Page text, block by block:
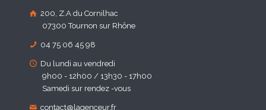
200, Z.A du Cornilhac
07300 Tournon sur Rhône
04 75 06 45 98
Du lundi au vendredi
9h00 - 12h00 / 13h30 - 17h00
Samedi sur rendez -vous
contact@lagenceur.fr